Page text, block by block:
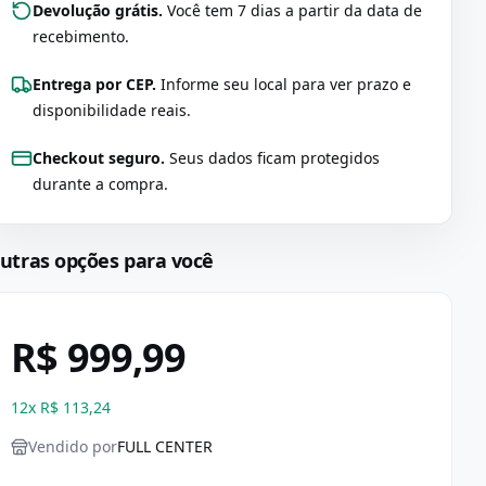
Devolução grátis. Você tem 7 dias a partir da data de
recebimento.
Entrega por CEP. Informe seu local para ver prazo e
disponibilidade reais.
Checkout seguro. Seus dados ficam protegidos
durante a compra.
opções para você
R$ 999,99
12x R$ 113,24
Vendido porFULL CENTER